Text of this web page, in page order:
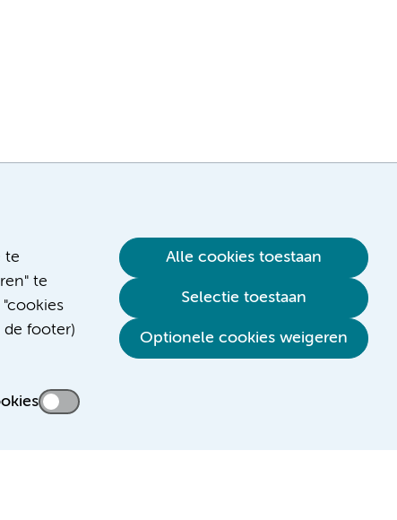
te
te
de footer)
Alle cookies toestaan
Selectie toestaan
Optionele cookies weigeren
Verwijzen & diagnostiek